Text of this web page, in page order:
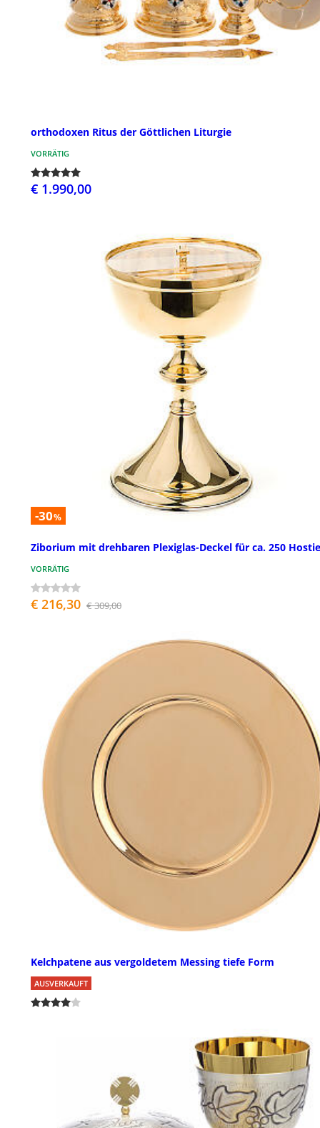
orthodoxen Ritus der Göttlichen Liturgie
VORRÄTIG
€ 1.990,00
-30%
Ziborium mit drehbaren Plexiglas-Deckel für ca. 250
VORRÄTIG
€ 216,30 € 309,00
Kelchpatene aus vergoldetem Messing tiefe Form
AUSVERKAUFT